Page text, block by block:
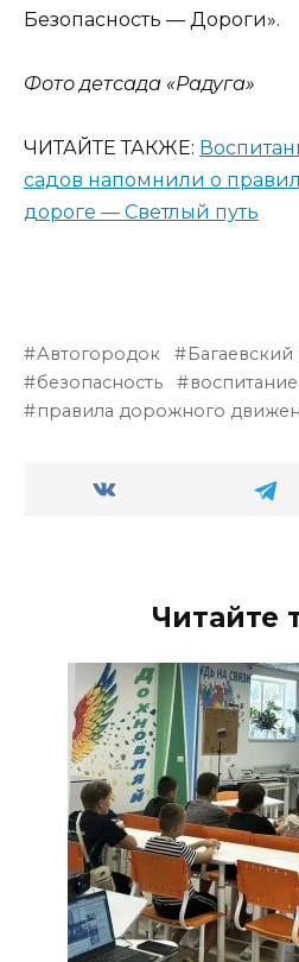
Безопасность — Дороги».
Фото детсада «Радуга»
ЧИТАЙТЕ ТАКЖЕ:
садов напомнили о
дороге — Светлый путь
Автогородок
безопасность
воспитание
правила дорожного
Читайте